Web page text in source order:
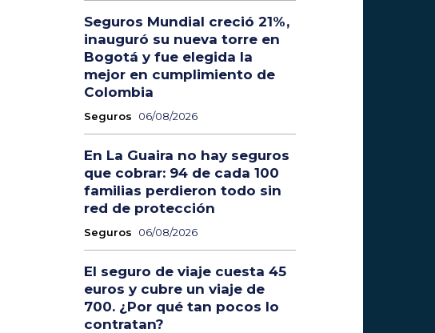
Seguros Mundial creció 21%,
inauguró su nueva torre en
Bogotá y fue elegida la
mejor en cumplimiento de
Colombia
Seguros 06/08/2026
En La Guaira no hay seguros
que cobrar: 94 de cada 100
familias perdieron todo sin
red de protección
Seguros 06/08/2026
El seguro de viaje cuesta 45
euros y cubre un viaje de
700. ¿Por qué tan pocos lo
contratan?